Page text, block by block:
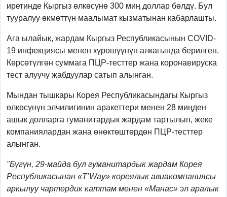
иретинде Кыргыз өлкөсүнө 300 миң доллар бөлдү. Бул
тууралуу өкмөттүн маалымат кызматынан кабарлашты.
Ага ылайык, жардам Кыргыз Республикасынын COVID-
19 инфекциясы менен күрөшүүнүн алкагында берилген.
Көрсөтүлгөн суммага ПЦР-тесттер жана коронавируска
тест алуучу жабдуулар сатып алынган.
Мындан тышкары Корея Республикасындагы Кыргыз
өлкөсүнүн элчилигинин аракеттери менен 28 миңден
ашык долларга гуманитардык жардам тартылып, жеке
компаниялардан жана өнөктөштөрдөн ПЦР-тесттер
алынган.
"Бүгүн, 29-майда бул гуманитардык жардам Корея
Республикасынан «T’Way» кореялык авиакомпаниясы
аркылуу чартердик каттам менен «Манас» эл аралык